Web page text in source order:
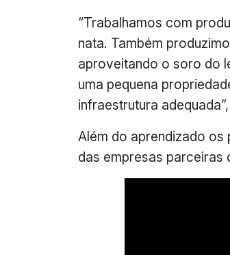
“Trabalhamos com
nata. Também
aproveitando o soro do
uma pequena
infraestrutura
Além do aprendizado
das empresas parceiras